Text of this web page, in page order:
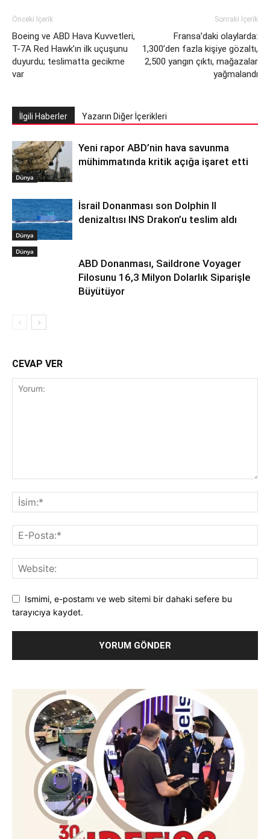
Önceki İçerik
Boeing ve ABD Hava Kuvvetleri,
T-7A Red Hawk’ın ilk uçuşunu
duyurdu; teslimatta gecikme
var
Sonraki İçerik
Fransa’daki olaylarda:
1,300’den fazla kişiye gözaltı,
2,500 yangın çıktı, mağazalar
yağmalandı
İlgili Haberler Yazarın Diğer İçerikleri
Dünya
Yeni rapor ABD’nin hava savunma
mühimmatında kritik açığa işaret etti
Dünya
İsrail Donanması son Dolphin II
denizaltısı INS Drakon’u teslim aldı
Dünya
ABD Donanması, Saildrone Voyager
Filosunu 16,3 Milyon Dolarlık Siparişle
Büyütüyor
CEVAP VER
Ismimi, e-postamı ve web sitemi bir dahaki sefere bu
tarayıcıya kaydet.